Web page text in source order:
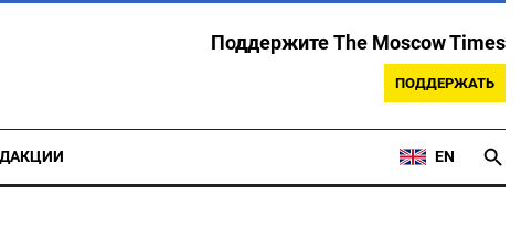
Поддержите The Moscow Times
ПОДДЕРЖАТЬ
EN